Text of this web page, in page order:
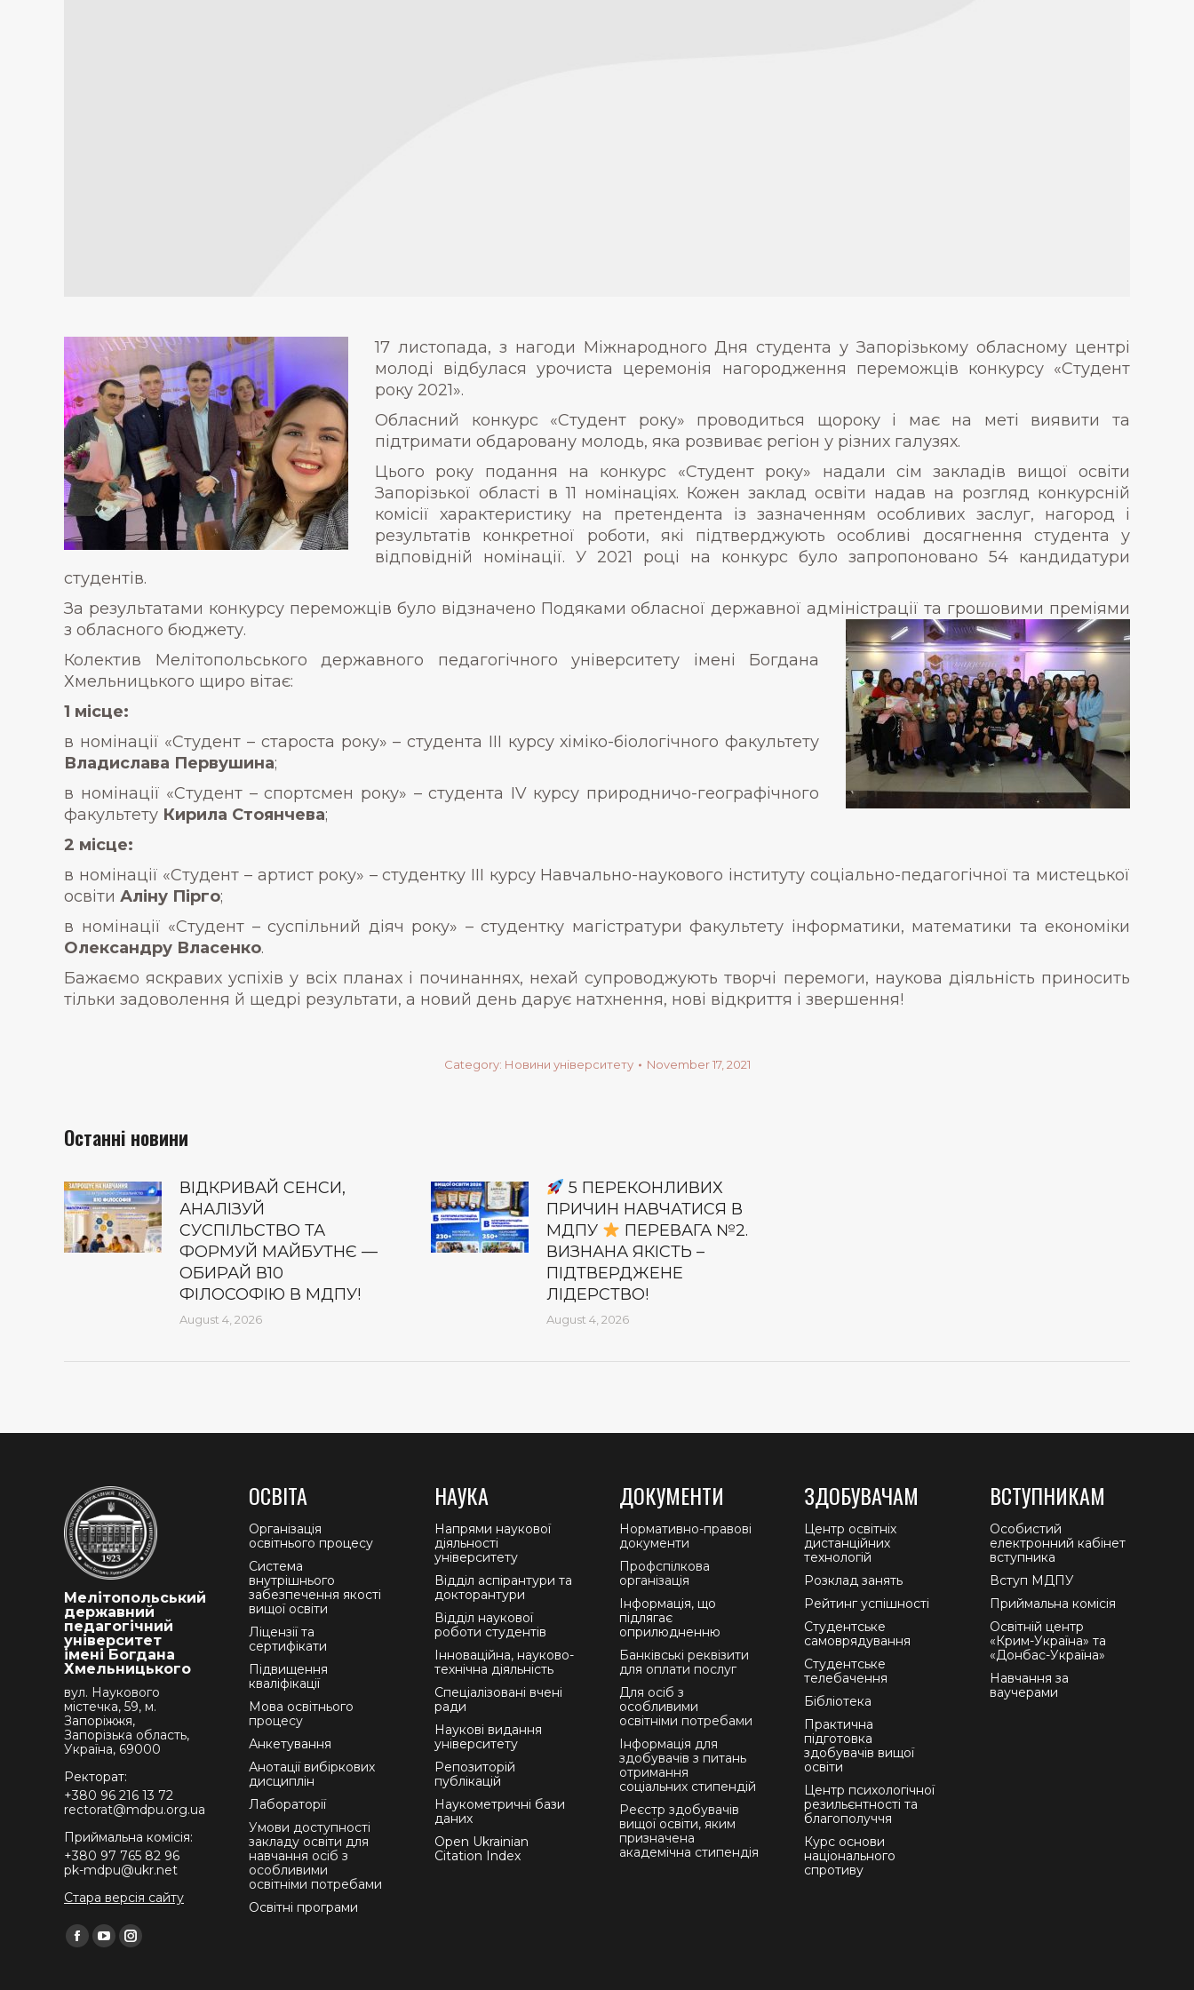
17 листопада, з нагоди Міжнародного Дня студента у Запорізькому обласному центрі
молоді відбулася урочиста церемонія нагородження переможців конкурсу «Студент
року 2021».
Обласний конкурс «Студент року» проводиться щороку і має на меті виявити та
підтримати обдаровану молодь, яка розвиває регіон у різних галузях.
Цього року подання на конкурс «Студент року» надали сім закладів вищої освіти
Запорізької області в 11 номінаціях. Кожен заклад освіти надав на розгляд конкурсній
комісії характеристику на претендента із зазначенням особливих заслуг, нагород і
результатів конкретної роботи, які підтверджують особливі досягнення студента у
відповідній номінації. У 2021 році на конкурс було запропоновано 54 кандидатури
студентів.
За результатами конкурсу переможців було відзначено Подяками обласної державної адміністрації та грошовими преміями
з обласного бюджету.
Колектив Мелітопольського державного педагогічного університету імені Богдана
Хмельницького щиро вітає:
1 місце:
в номінації «Студент – староста року» – студента ІІІ курсу хіміко-біологічного факультету
Владислава Первушина;
в номінації «Студент – спортсмен року» – студента IV курсу природничо-географічного
факультету Кирила Стоянчева;
2 місце:
в номінації «Студент – артист року» – студентку IІІ курсу Навчально-наукового інституту соціально-педагогічної та мистецької
освіти Аліну Пірго;
в номінації «Студент – суспільний діяч року» – студентку магістратури факультету інформатики, математики та економіки
Олександру Власенко.
Бажаємо яскравих успіхів у всіх планах і починаннях, нехай супроводжують творчі перемоги, наукова діяльність приносить
тільки задоволення й щедрі результати, а новий день дарує натхнення, нові відкриття і звершення!
Category: Новини університету November 17, 2021
Останні новини
ВІДКРИВАЙ СЕНСИ,
АНАЛІЗУЙ
СУСПІЛЬСТВО ТА
ФОРМУЙ МАЙБУТНЄ —
ОБИРАЙ В10
ФІЛОСОФІЮ В МДПУ!
August 4, 2026
5 ПЕРЕКОНЛИВИХ
ПРИЧИН НАВЧАТИСЯ В
МДПУ
ПЕРЕВАГА №2.
ВИЗНАНА ЯКІСТЬ –
ПІДТВЕРДЖЕНЕ
ЛІДЕРСТВО!
August 4, 2026
Мелітопольський
державний
педагогічний
університет
імені Богдана
Хмельницького
вул. Наукового
містечка, 59, м.
Запоріжжя,
Запорізька область,
Україна, 69000
Ректорат:
+380 96 216 13 72
rectorat@mdpu.org.ua
Приймальна комісія:
+380 97 765 82 96
pk-mdpu@ukr.net
Стара версія сайту
Find us on:
Facebook
YouTubeInstagram
ОСВІТА
Організація
освітнього процесу
Система
внутрішнього
забезпечення якості
вищої освіти
Ліцензії та
сертифікати
Підвищення
кваліфікації
Мова освітнього
процесу
Анкетування
Анотації вибіркових
дисциплін
Лабораторії
Умови доступності
закладу освіти для
навчання осіб з
особливими
освітніми потребами
Освітні програми
НАУКА
Напрями наукової
діяльності
університету
Відділ аспірантури та
докторантури
Відділ наукової
роботи студентів
Інноваційна, науково-
технічна діяльність
Спеціалізовані вчені
ради
Наукові видання
університету
Репозиторій
публікацій
Наукометричні бази
даних
Open Ukrainian
Citation Index
ДОКУМЕНТИ
Нормативно-правові
документи
Профспілкова
організація
Інформація, що
підлягає
оприлюдненню
Банківські реквізити
для оплати послуг
Для осіб з
особливими
освітніми потребами
Інформація для
здобувачів з питань
отримання
соціальних стипендій
Реєстр здобувачів
вищої освіти, яким
призначена
академічна стипендія
ЗДОБУВАЧАМ
Центр освітніх
дистанційних
технологій
Розклад занять
Рейтинг успішності
Студентське
самоврядування
Студентське
телебачення
Бібліотека
Практична
підготовка
здобувачів вищої
освіти
Центр психологічної
резильєнтності та
благополуччя
Курс основи
національного
спротиву
ВСТУПНИКАМ
Особистий
електронний кабінет
вступника
Вступ МДПУ
Приймальна комісія
Освітній центр
«Крим-Україна» та
«Донбас-Україна»
Навчання за
ваучерами